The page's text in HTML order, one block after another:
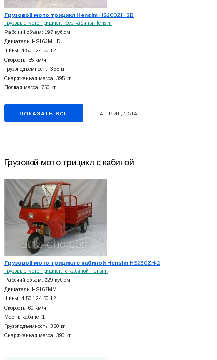
Грузовой мото трицикл HensimHS200ZH-2B
Грузовые мото трициклы без кабины Hensim
Рабочий объем: 197 куб.см
Двигатель: HS163ML-D
Шины: 4.50-124.50-12
Скорость: 55 км/ч
Грузоподъемность: 355 кг
Снаряженная масса: 395 кг
Полная масса: 750 кг
ПОКАЗАТЬ ВСЕ 4 ТРИЦИКЛА
Грузовой мото трицикл с кабиной
Грузовой мото трицикл с кабиной HensimHS250ZH-2
Грузовые мото трициклы с кабиной Hensim
Рабочий объем: 229 куб.см
Двигатель: HS167MM
Шины: 4.50-124.50-12
Скорость: 60 км/ч
Мест в кабине: 1
Грузоподъемность: 350 кг
Снаряженная масса: 390 кг